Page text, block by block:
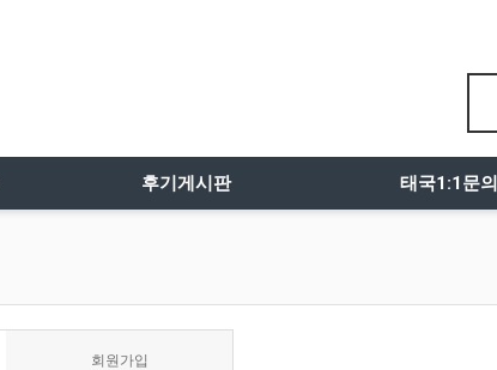
후기게시판 태국1:1문의
회원가입